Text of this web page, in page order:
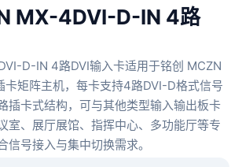
MX-4DVI-D-IN 4路
D-IN 4路DVI输入卡适用于铭创 MCZN
卡矩阵主机，每卡支持4路DVI-D格式信号
插卡式结构，可与其他类型输入输出板卡
室、展厅展馆、指挥中心、多功能厅等专
信号接入与集中切换需求。